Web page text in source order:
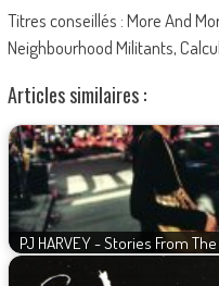
Titres conseillés : More And
Neighbourhood Militants,
Articles similaires :
PJ HARVEY - Stories From